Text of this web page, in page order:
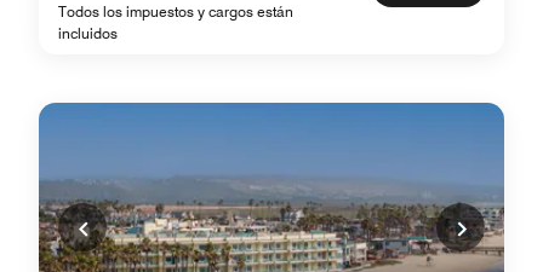
Todos los impuestos y cargos están
incluidos